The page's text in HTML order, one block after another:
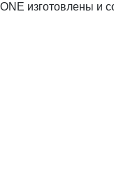
изготовлены и